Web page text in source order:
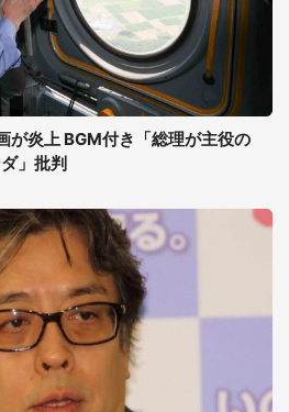
が炎上 BGM付き「総理が主役の
」批判